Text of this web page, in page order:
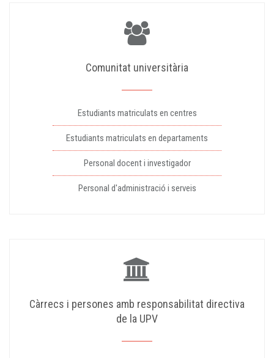
Comunitat universitària
Estudiants matriculats en centres
Estudiants matriculats en departaments
Personal docent i investigador
Personal d'administració i serveis
Càrrecs i persones amb responsabilitat directiva
de la UPV